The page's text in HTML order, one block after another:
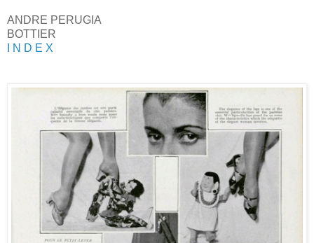
ANDRE PERUGIA
BOTTIER
I N D E X